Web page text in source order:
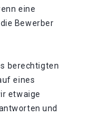
eine
Bewerber
berechtigten
eines
etwaige
und